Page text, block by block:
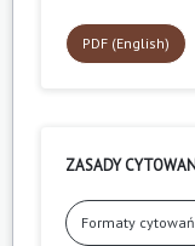
PDF (English)
ZASADY
Formaty cytowań